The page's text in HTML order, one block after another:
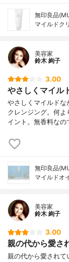
無印良品
マイルドク
美容家
鈴木 絢子
3.00
やさしくマイル
やさしくマイルドな
クレンジング。何
イント。無香料な
無印良品
マイルドオ
美容家
鈴木 絢子
3.00
親の代から愛さ
親の代から愛されて